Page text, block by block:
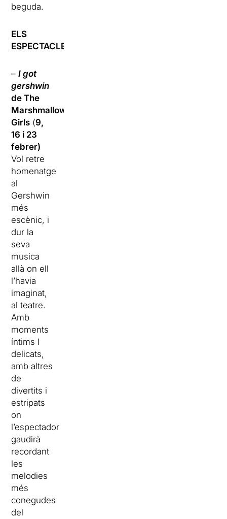
beguda.
ELS
ESPECTACLES:
–I got
gershwin
de The
Marshmallow
Girls (9,
16 i 23
febrer)
Vol retre
homenatge
al
Gershwin
més
escènic, i
dur la
seva
musica
allà on ell
l’havia
imaginat,
al teatre.
Amb
moments
íntims I
delicats,
amb altres
de
divertits i
estripats
on
l’espectador
gaudirà
recordant
les
melodies
més
conegudes
del